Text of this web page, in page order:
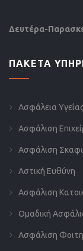
Δευτέρα-
ΠΑΚΕΤΑ
Ασφάλεια Υγείας
Ασφάλιση
Ασφάλιση
Αστική Ευθύνη
Ασφάλιση
Ομαδική
Ασφάλιση